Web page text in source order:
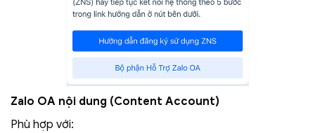
Zalo OA nội dung (Content Account)
Phù hợp với: